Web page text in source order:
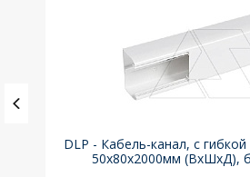
DLP - Кабель-канал, с
50x80х2000мм (ВхШхД),